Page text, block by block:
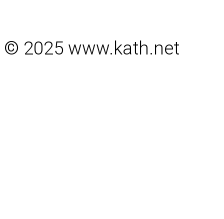
© 2025 www.kath.net